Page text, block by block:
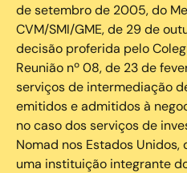
de setembro de 2005, do
CVM/SMI/GME, de 29 de
decisão proferida pelo
Reunião nº 08, de 23 de
serviços de intermediação
emitidos e admitidos à
no caso dos serviços de
Nomad nos Estados
uma instituição integrante